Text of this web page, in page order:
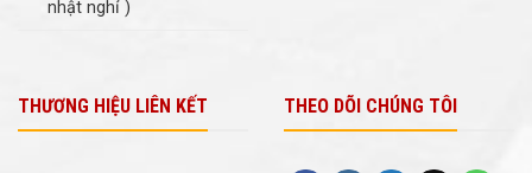
nhật nghỉ )
THƯƠNG HIỆU LIÊN KẾT THEO DÕI CHÚNG TÔI